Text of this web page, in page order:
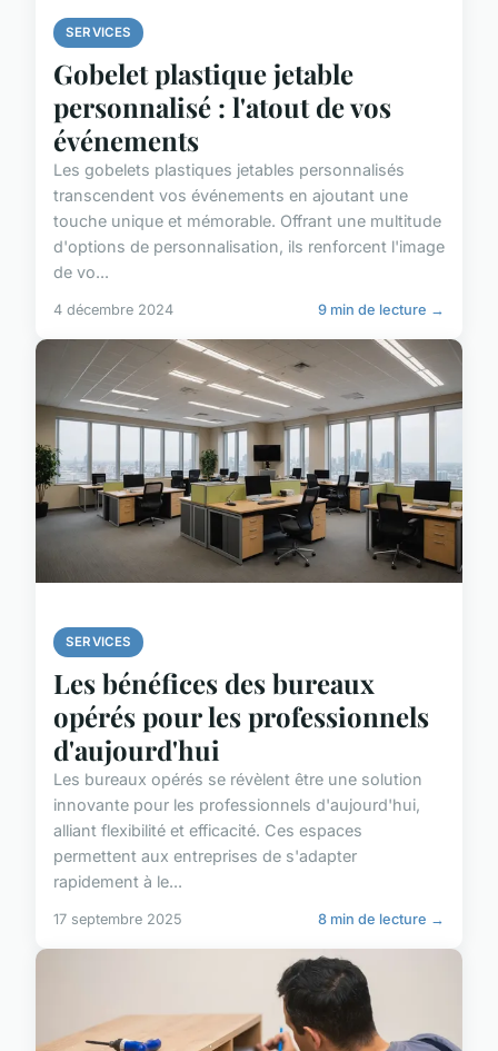
SERVICES
Gobelet plastique jetable
personnalisé : l'atout de vos
événements
Les gobelets plastiques jetables personnalisés
transcendent vos événements en ajoutant une
touche unique et mémorable. Offrant une multitude
d'options de personnalisation, ils renforcent l'image
de vo...
4 décembre 2024 9 min de lecture →
SERVICES
Les bénéfices des bureaux
opérés pour les professionnels
d'aujourd'hui
Les bureaux opérés se révèlent être une solution
innovante pour les professionnels d'aujourd'hui,
alliant flexibilité et efficacité. Ces espaces
permettent aux entreprises de s'adapter
rapidement à le...
17 septembre 2025 8 min de lecture →